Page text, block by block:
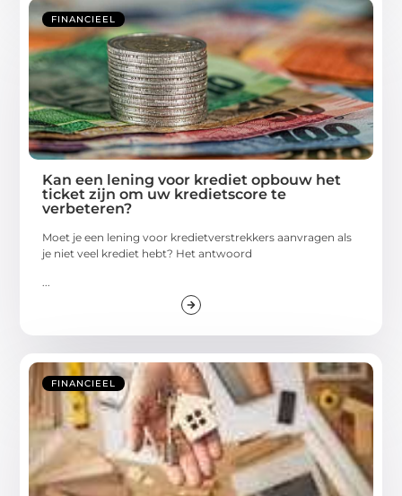
FINANCIEEL
Kan een lening voor krediet opbouw het
ticket zijn om uw kredietscore te
verbeteren?
Moet je een lening voor kredietverstrekkers aanvragen als
je niet veel krediet hebt? Het antwoord
...
FINANCIEEL